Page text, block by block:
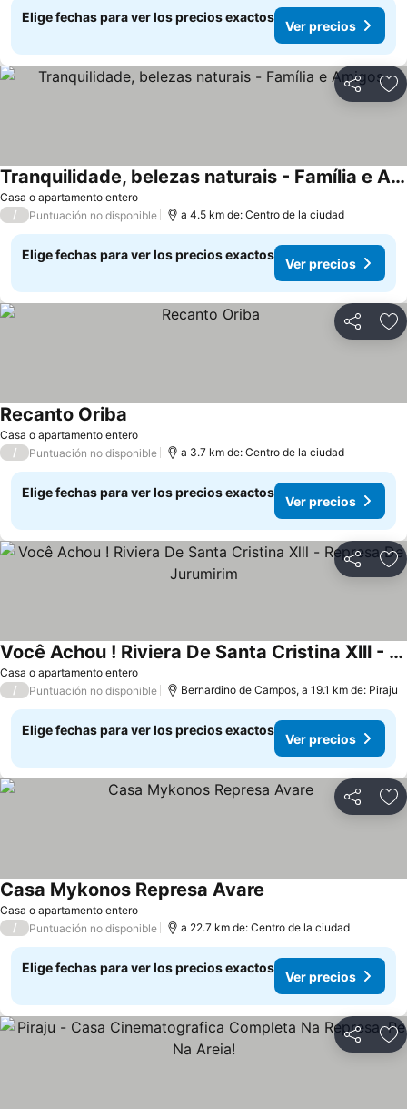
Elige fechas para ver los precios exactos
Ver precios
Compartir
Casa o apartamento entero
Tranquilidade, belezas naturais - Família e Amigos
Ver precios
/ Puntuación no disponible a 4.5 km de: Centro de la ciudad
Elige fechas para ver los precios exactos
Ver precios
Compartir
Casa o apartamento entero
Recanto Oriba
/ Puntuación no disponible a 3.7 km de: Centro de la ciudad
Elige fechas para ver los precios exactos
Ver precios
Compartir
Casa o apartamento entero
Você Achou ! Riviera De Santa Cristina Xlll - Represa De Jurumirim
Ver precios
/ Puntuación no disponible Bernardino de Campos, a 19.1 km de: Piraju
Elige fechas para ver los precios exactos
Ver precios
Compartir
Casa o apartamento entero
Casa Mykonos Represa Avare
/ Puntuación no disponible a 22.7 km de: Centro de la ciudad
Elige fechas para ver los precios exactos
Ver precios
Compartir